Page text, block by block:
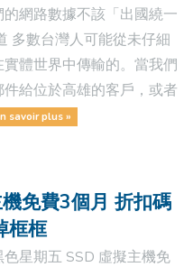
網路數據不該「出國繞一
多數台灣人可能從未仔細
體世界中傳輸的。當我們
給位於高雄的客戶，或者
savoir plus »
免費3個月 折扣碼
框框
星期五 SSD 虛擬主機免